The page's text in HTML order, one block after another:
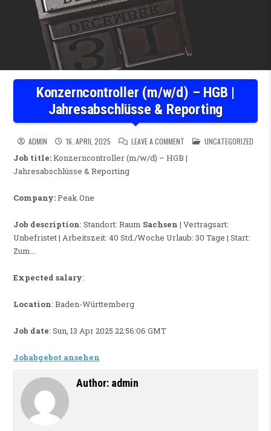
Konzerncontroller (m/w/d) – HGB |
Jahresabschlüsse & Reporting
ADMIN 16. APRIL 2025 LEAVE A COMMENT ON KONZERNCONTROLLER
POSTED IN
UNCATEGORIZED
Job title:Konzerncontroller (m/w/d) – HGB |
Jahresabschlüsse & Reporting
Company:Peak One
Job description: Standort: Raum Sachsen | Vertragsart:
Unbefristet | Arbeitszeit: 40 Std./Woche Urlaub: 30 Tage | Start:
Zum…
Expected salary:
Location: Baden-Württemberg
Job date: Sun, 13 Apr 2025 22:56:06 GMT
Jobabgebot ansehen
Author: admin